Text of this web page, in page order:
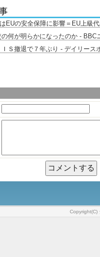
EUの安全保障に影響＝EU上級
何が明らかになったのか - BBC
Ｓ撤退で７年ぶり - デイリース
Copyright(C)